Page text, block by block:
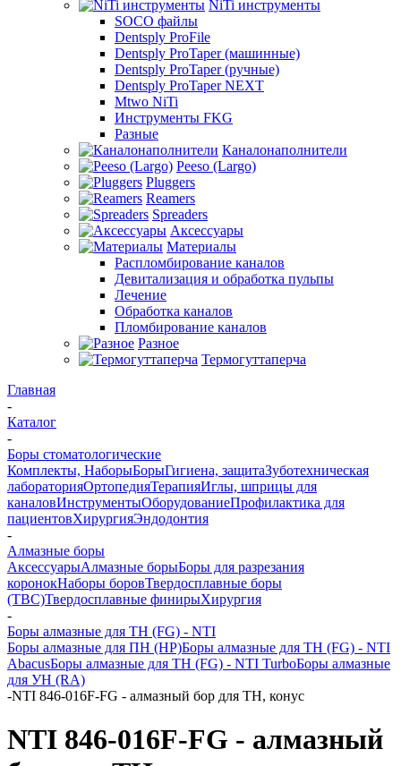
NiTi инструменты
SOCO файлы
Dentsply ProFile
Dentsply ProTaper (машинные)
Dentsply ProTaper (ручные)
Dentsply ProTaper NEXT
Mtwo NiTi
Инструменты FKG
Разные
Каналонаполнители
Peeso (Largo)
Pluggers
Reamers
Spreaders
Аксессуары
Материалы
Распломбирование каналов
Девитализация и обработка пульпы
Лечение
Обработка каналов
Пломбирование каналов
Разное
Термогуттаперча
Главная
-
Каталог
-
Боры стоматологические
Комплекты, НаборыБорыГигиена, защитаЗуботехническая
лабораторияОртопедияТерапияИглы, шприцы для
каналовИнструментыОборудованиеПрофилактика для
пациентовХирургияЭндодонтия
-
Алмазные боры
АксессуарыАлмазные борыБоры для разрезания
коронокНаборы боровТвердосплавные боры
(ТВС)Твердосплавные финирыХирургия
-
Боры алмазные для ТН (FG) - NTI
Боры алмазные для ПН (HP)Боры алмазные для ТН (FG) - NTI
AbacusБоры алмазные для ТН (FG) - NTI TurboБоры алмазные
для УН (RA)
-NTI 846-016F-FG - алмазный бор для ТН, конус
NTI 846-016F-FG - алмазный